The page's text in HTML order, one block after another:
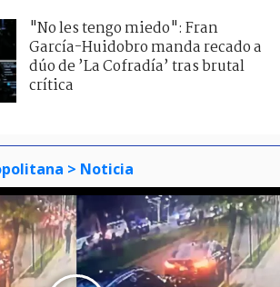
"No les tengo miedo": Fran
García-Huidobro manda recado a
dúo de ’La Cofradía’ tras brutal
crítica
> Noticia